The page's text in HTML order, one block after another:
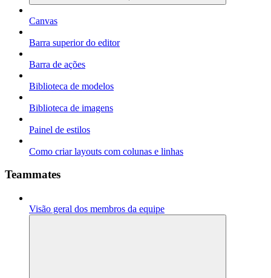
Canvas
Barra superior do editor
Barra de ações
Biblioteca de modelos
Biblioteca de imagens
Painel de estilos
Como criar layouts com colunas e linhas
Teammates
Visão geral dos membros da equipe